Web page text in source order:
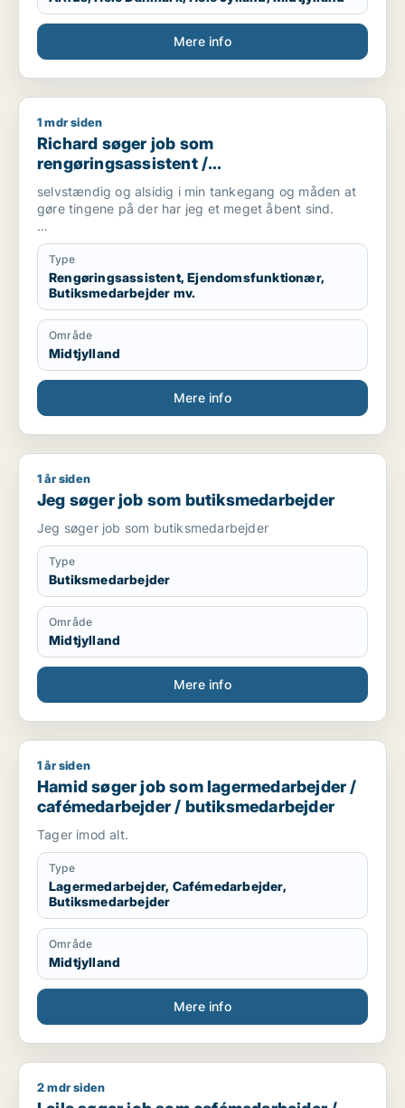
Mere info
Richard søger job som rengøringsassistent /
1 mdr siden
Richard søger job som
rengøringsassistent /
ejendomsfunktionær / butiksmedarbejder
/ naturmedarbejder / logistikmedarbejder
selvstændig og alsidig i min tankegang og måden at
gøre tingene på der har jeg et meget åbent sind.
Ønsker så tænker jeg mere på at det ikke tager mere
end en 1 med offentlig transport indtil jeg iegn har bil.
Type
Rengøringsassistent, Ejendomsfunktionær,
Butiksmedarbejder mv.
Område
Midtjylland
Mere info
Jeg søger job som butiksmedarbejder
1 år siden
Jeg søger job som butiksmedarbejder
Jeg søger job som butiksmedarbejder
Type
Butiksmedarbejder
Område
Midtjylland
Mere info
Hamid søger job som lagermedarbejder / cafémedarbejder
1 år siden
Hamid søger job som lagermedarbejder /
cafémedarbejder / butiksmedarbejder
Tager imod alt.
Type
Lagermedarbejder, Cafémedarbejder,
Butiksmedarbejder
Område
Midtjylland
Mere info
Laila søger job som cafémedarbejder / butiksmedarbejder /
2 mdr siden